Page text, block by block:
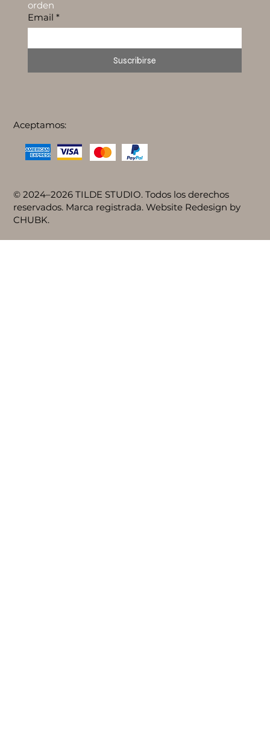
© 2024–2026 TILDE STUDIO. Todos los derechos
reservados. Marca registrada. Website Redesign by
CHUBK.
orden
Email *
Suscribirse
Aceptamos: